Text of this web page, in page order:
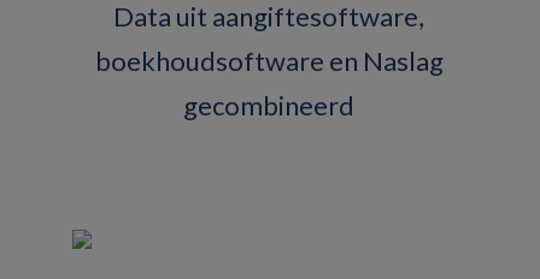
Data uit aangiftesoftware,
boekhoudsoftware en Naslag
gecombineerd